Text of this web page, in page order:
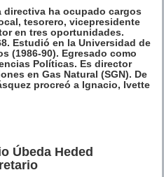
directiva ha ocupado cargos
tesorero, vicepresidente
en tres oportunidades.
Estudió en la Universidad de
(1986-90). Egresado como
Políticas. Es director
en Gas Natural (SGN). De
procreó a Ignacio, Ivette
Úbeda Heded